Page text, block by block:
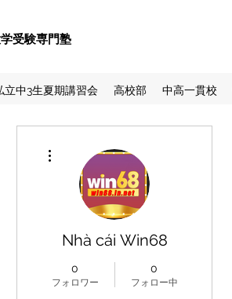
受験専門塾
立中3生夏期講習会 高校部 中高一貫校
Nhà cái Win68
0
フォロワー
0
フォロー中